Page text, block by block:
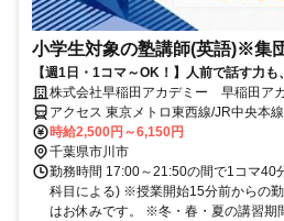
小学生対象の塾講師(英語)※集
【週1日・1コマ～OK！】人前で話す力
然と身につく仕事です
株式会社早稲田アカデミー 早稲田ア
アクセス 東京メトロ東西線/JR中央本
20分／原木中山駅 徒歩35分
時給2,500円～6,150円
千葉県市川市
勤務時間 17:00～21:50の間で1コマ
科目による) ※授業開始15分前からの
はお休みです。 ※冬・春・夏の講習期